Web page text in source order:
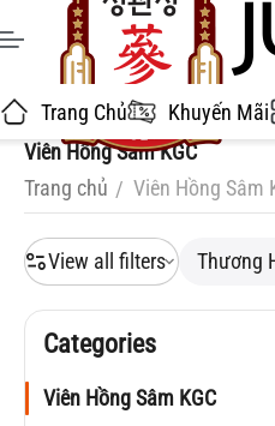
Trang Chủ Khuyến Mãi
Viên Hồng Sâm KGC
Trang chủ / Viên Hồng Sâm
View all filters Thương
Сategories
Viên Hồng Sâm KGC